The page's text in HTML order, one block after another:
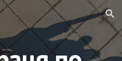
Skip to navigation